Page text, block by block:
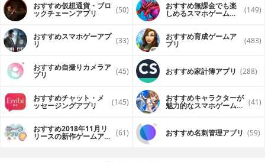
おすすめ仮想通貨・ブロ
ックチェーンアプリ (50) おすすめ無課金でも楽
しめるスマホゲームア (149)
おすすめスマホゲーアプ
リ (33) おすすめ育成ゲームア
プリ (483)
おすすめ自撮りカメラア
プリ (45) おすすめ家計簿アプリ (288)
おすすめチャット・メ
ッセージングアプリ (145) おすすめキャラクターが
魅力的なスマホゲームア (41)
おすすめ2018年11月リ
リースの新作ゲームアプ (61) おすすめ名刺管理アプリ (59)